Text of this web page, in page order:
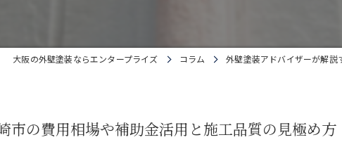
大阪の外壁塗装ならエンタープライズ コラム 外壁塗装アドバイザーが解
市の費用相場や補助金活用と施工品質の見極め方